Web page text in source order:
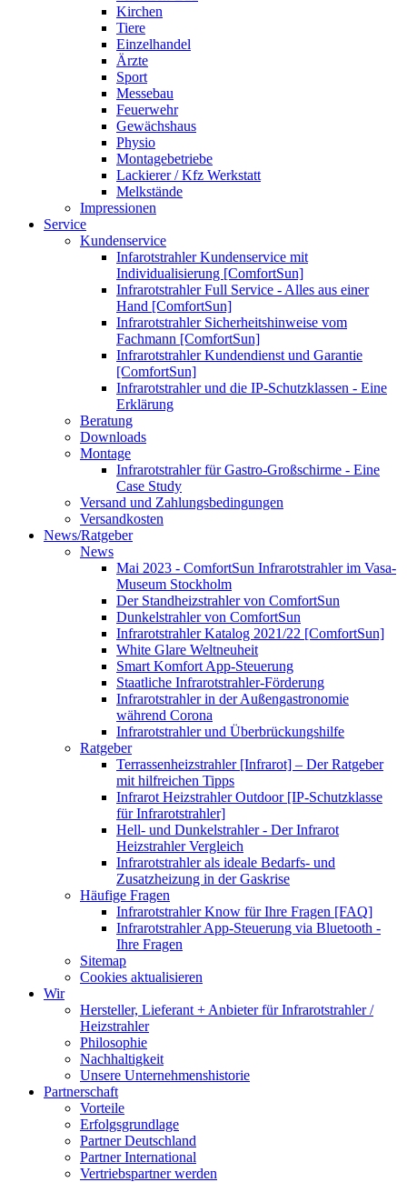
Kirchen
Tiere
Einzelhandel
Ärzte
Sport
Messebau
Feuerwehr
Gewächshaus
Physio
Montagebetriebe
Lackierer / Kfz Werkstatt
Melkstände
Impressionen
Service
Kundenservice
Infarotstrahler Kundenservice mit
Individualisierung [ComfortSun]
Infrarotstrahler Full Service - Alles aus einer
Hand [ComfortSun]
Infrarotstrahler Sicherheitshinweise vom
Fachmann [ComfortSun]
Infrarotstrahler Kundendienst und Garantie
[ComfortSun]
Infrarotstrahler und die IP-Schutzklassen - Eine
Erklärung
Beratung
Downloads
Montage
Infrarotstrahler für Gastro-Großschirme - Eine
Case Study
Versand und Zahlungsbedingungen
Versandkosten
News/Ratgeber
News
Mai 2023 - ComfortSun Infrarotstrahler im Vasa-
Museum Stockholm
Der Standheizstrahler von ComfortSun
Dunkelstrahler von ComfortSun
Infrarotstrahler Katalog 2021/22 [ComfortSun]
White Glare Weltneuheit
Smart Komfort App-Steuerung
Staatliche Infrarotstrahler-Förderung
Infrarotstrahler in der Außengastronomie
während Corona
Infrarotstrahler und Überbrückungshilfe
Ratgeber
Terrassenheizstrahler [Infrarot] – Der Ratgeber
mit hilfreichen Tipps
Infrarot Heizstrahler Outdoor [IP-Schutzklasse
für Infrarotstrahler]
Hell- und Dunkelstrahler - Der Infrarot
Heizstrahler Vergleich
Infrarotstrahler als ideale Bedarfs- und
Zusatzheizung in der Gaskrise
Häufige Fragen
Infrarotstrahler Know für Ihre Fragen [FAQ]
Infrarotstrahler App-Steuerung via Bluetooth -
Ihre Fragen
Sitemap
Cookies aktualisieren
Wir
Hersteller, Lieferant + Anbieter für Infrarotstrahler /
Heizstrahler
Philosophie
Nachhaltigkeit
Unsere Unternehmenshistorie
Partnerschaft
Vorteile
Erfolgsgrundlage
Partner Deutschland
Partner International
Vertriebspartner werden